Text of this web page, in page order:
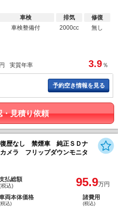
車検
車検整備付
排気
2000cc
修復
無し
円 実質年率 3.9 ％
予約空き情報を見る
・見積り依頼
歴なし 禁煙車 純正ＳＤナ
メラ フリップダウンモニタ
払総額
税込) 95.9万円
両本体価格
込)
諸費用
(税込)